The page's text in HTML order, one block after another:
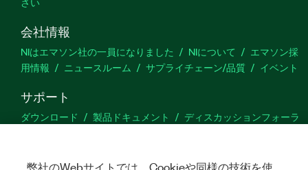
会社情報
NIはエマソン社の一員になりました NIについて
エマソン採
用情報
ニュースルーム サプライチェーン/品質 イベント
サポート
ダウンロード 製品ドキュメント
ディスカッションフォーラ
弊社のWebサイトでは、Cookieや同様の技術を使